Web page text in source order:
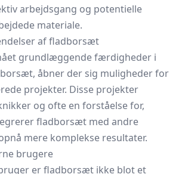
arbejdsgang og potentielle
materiale.
af fladborsæt
grundlæggende færdigheder i
åbner der sig muligheder for
projekter. Disse projekter
og ofte en forståelse for,
fladborsæt med andre
mere komplekse resultater.
brugere
er fladborsæt ikke blot et